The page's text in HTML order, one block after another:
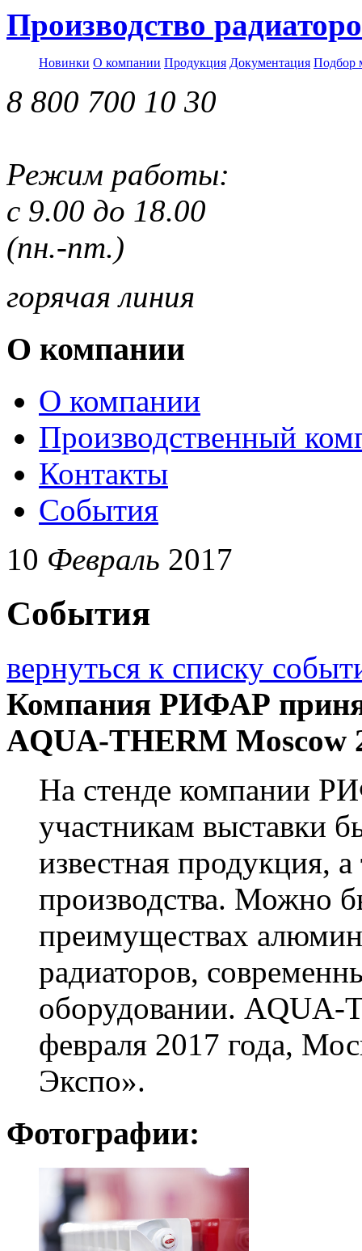
Производство
Новинки О компании Продукция Документация Подбор
8 800 700 10 30
Режим работы:
с 9.00 до 18.00
(пн.-пт.)
горячая линия
О компании
О компании
Производственный
Контакты
События
10 Февраль 2017
События
вернуться к списку
Компания РИФАР
AQUA-THERM Moscow
На стенде компании
участникам выставки
известная продукция,
производства. Можно
преимуществах
радиаторов,
оборудовании. AQUA-
февраля 2017 года,
Экспо».
Фотографии: